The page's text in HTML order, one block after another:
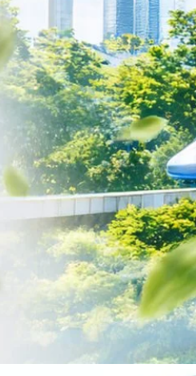
จ ปรับห่วงโซ่คุณค่า และเชื่อมโยงนโยบา
ตราจารย์ ดร. ยศชนัน วงศ์สวัสดิ์รองนาย
ตร์ วิจัยและนวัตกรรม Green
นำ Green Tech มาใช้เพื่อลดการปล่อย
ลกิจศรานนท์ รองประธานกรรมการบริห
Game
Articles
Game News
Reviews
Life
Environment
Health
People
Trends
Wellness